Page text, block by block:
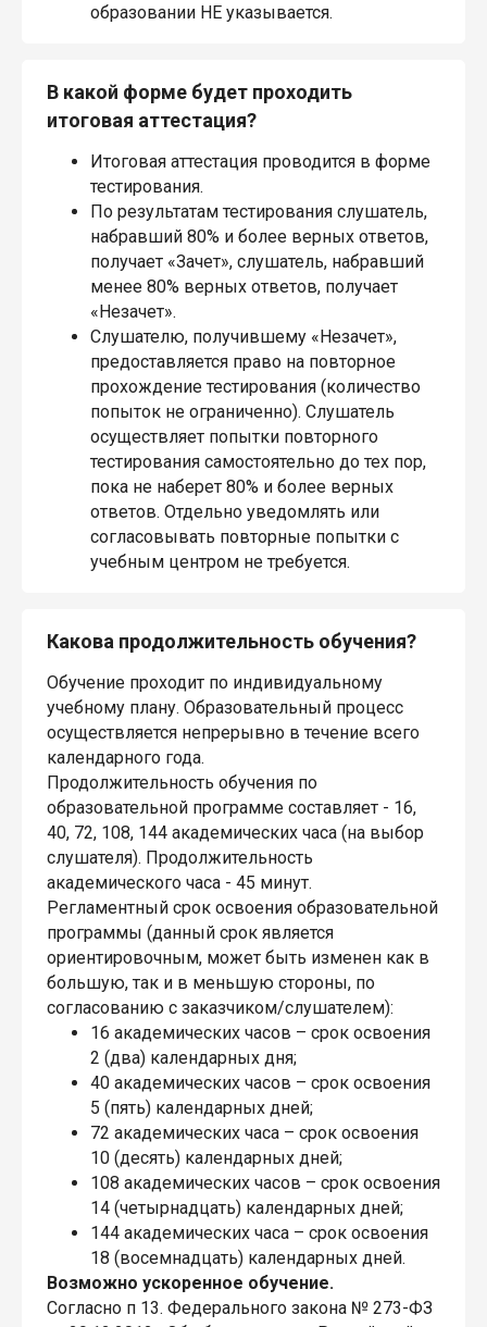
образовании НЕ указывается.
В какой форме будет проходить
итоговая аттестация?
Итоговая аттестация проводится в форме
тестирования.
По результатам тестирования слушатель,
набравший 80% и более верных ответов,
получает «Зачет», слушатель, набравший
менее 80% верных ответов, получает
«Незачет».
Слушателю, получившему «Незачет»,
предоставляется право на повторное
прохождение тестирования (количество
попыток не ограниченно). Слушатель
осуществляет попытки повторного
тестирования самостоятельно до тех пор,
пока не наберет 80% и более верных
ответов. Отдельно уведомлять или
согласовывать повторные попытки с
учебным центром не требуется.
Какова продолжительность обучения?
Обучение проходит по индивидуальному
учебному плану. Образовательный процесс
осуществляется непрерывно в течение всего
календарного года.
Продолжительность обучения по
образовательной программе составляет - 16,
40, 72, 108, 144 академических часа (на выбор
слушателя). Продолжительность
академического часа - 45 минут.
Регламентный срок освоения образовательной
программы (данный срок является
ориентировочным, может быть изменен как в
большую, так и в меньшую стороны, по
согласованию с заказчиком/слушателем):
16 академических часов – срок освоения
2 (два) календарных дня;
40 академических часов – срок освоения
5 (пять) календарных дней;
72 академических часа – срок освоения
10 (десять) календарных дней;
108 академических часов – срок освоения
14 (четырнадцать) календарных дней;
144 академических часа – срок освоения
18 (восемнадцать) календарных дней.
Возможно ускоренное обучение.
Согласно п 13. Федерального закона № 273-ФЗ